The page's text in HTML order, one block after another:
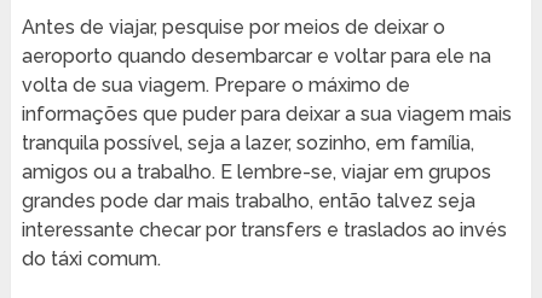
Antes de viajar, pesquise por meios de deixar o
aeroporto quando desembarcar e voltar para ele na
volta de sua viagem. Prepare o máximo de
informações que puder para deixar a sua viagem mais
tranquila possível, seja a lazer, sozinho, em família,
amigos ou a trabalho. E lembre-se, viajar em grupos
grandes pode dar mais trabalho, então talvez seja
interessante checar por transfers e traslados ao invés
do táxi comum.